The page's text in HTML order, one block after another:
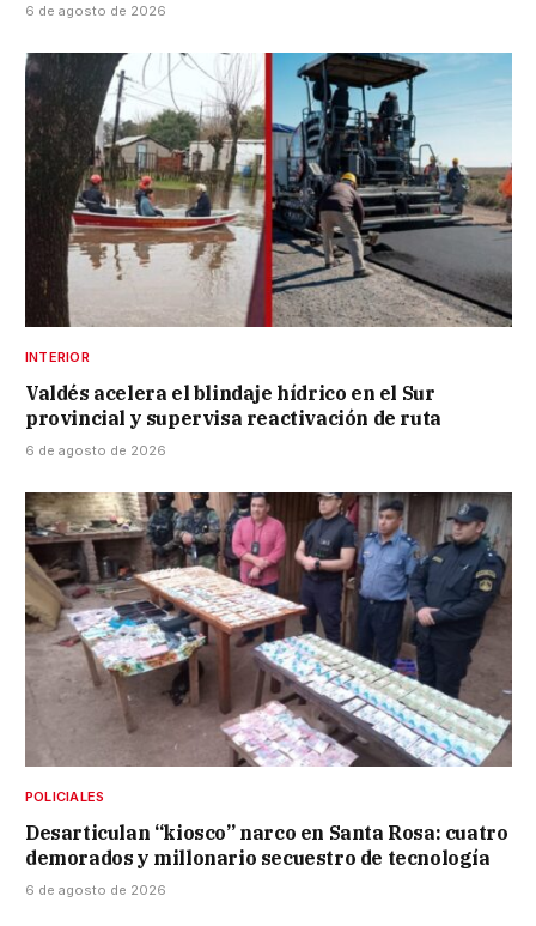
6 de agosto de 2026
INTERIOR
Valdés acelera el blindaje hídrico en el Sur
provincial y supervisa reactivación de ruta
6 de agosto de 2026
POLICIALES
Desarticulan “kiosco” narco en Santa Rosa: cuatro
demorados y millonario secuestro de tecnología
6 de agosto de 2026